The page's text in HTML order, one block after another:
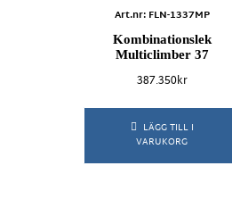
Art.nr: FLN-1337MP
Kombinationslek
Multiclimber 37
387.350kr
LÄGG TILL I
VARUKORG